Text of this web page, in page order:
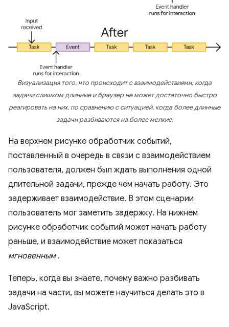
Визуализация того, что происходит с взаимодействиями, когда
задачи слишком длинные и браузер не может достаточно быстро
реагировать на них, по сравнению с ситуацией, когда более длинные
задачи разбиваются на более мелкие.
На верхнем рисунке обработчик событий,
поставленный в очередь в связи с взаимодействием
пользователя, должен был ждать выполнения одной
длительной задачи, прежде чем начать работу. Это
задерживает взаимодействие. В этом сценарии
пользователь мог заметить задержку. На нижнем
рисунке обработчик событий может начать работу
раньше, и взаимодействие может показаться
мгновенным.
Теперь, когда вы знаете, почему важно разбивать
задачи на части, вы можете научиться делать это в
JavaScript.